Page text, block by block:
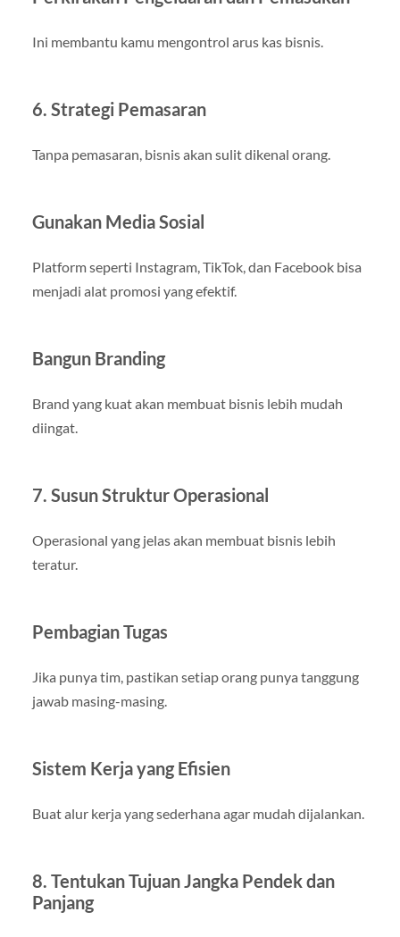
Ini membantu kamu mengontrol arus kas bisnis.
6. Strategi Pemasaran
Tanpa pemasaran, bisnis akan sulit dikenal orang.
Gunakan Media Sosial
Platform seperti Instagram, TikTok, dan Facebook bisa
menjadi alat promosi yang efektif.
Bangun Branding
Brand yang kuat akan membuat bisnis lebih mudah
diingat.
7. Susun Struktur Operasional
Operasional yang jelas akan membuat bisnis lebih
teratur.
Pembagian Tugas
Jika punya tim, pastikan setiap orang punya tanggung
jawab masing-masing.
Sistem Kerja yang Efisien
Buat alur kerja yang sederhana agar mudah dijalankan.
8. Tentukan Tujuan Jangka Pendek dan
Panjang